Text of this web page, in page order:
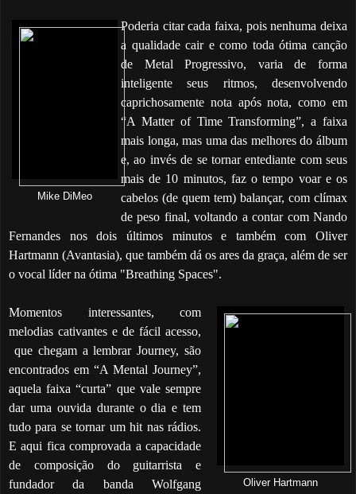
Mike DiMeo
Poderia citar cada faixa, pois nenhuma deixa
a qualidade cair e como toda ótima canção
de Metal Progressivo, varia de forma
inteligente seus ritmos, desenvolvendo
caprichosamente nota após nota, como em
“A Matter of Time Transforming”, a faixa
mais longa, mas uma das melhores do álbum
e, ao invés de se tornar entediante com seus
mais de 10 minutos, faz o tempo voar e os
cabelos (de quem tem) balançar, com clímax
de peso final, voltando a contar com Nando
Fernandes nos dois últimos minutos e também com Oliver
Hartmann (Avantasia), que também dá os ares da graça, além de ser
o vocal líder na ótima "Breathing Spaces".
Oliver Hartmann
Momentos interessantes, com
melodias cativantes e de fácil acesso,
que chegam a lembrar Journey, são
encontrados em “A Mental Journey”,
aquela faixa “curta” que vale sempre
dar uma ouvida durante o dia e tem
tudo para se tornar um hit nas rádios.
E aqui fica comprovada a capacidade
de composição do guitarrista e
fundador da banda Wolfgang